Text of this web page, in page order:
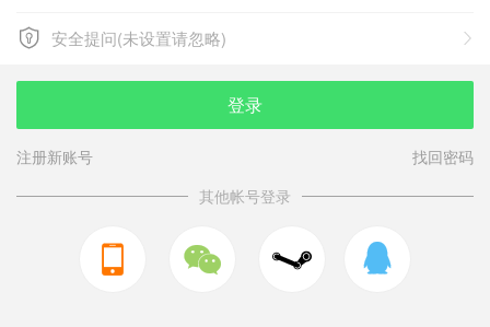
 
安全提问(未设置请忽略)
安全提问(未设置请忽略)
登录
注册新账号
找回密码
其他帐号登录
  